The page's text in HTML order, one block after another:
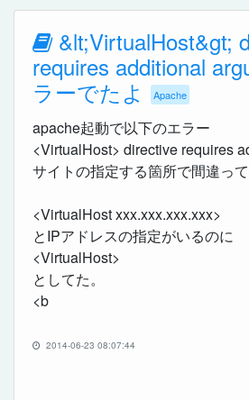
&lt;VirtualHost&gt;
requires additional
ラーでたよ
Apache
apache起動で以下のエラー
<VirtualHost> directive requires
サイトの指定する箇所で間違っ
<VirtualHost xxx.xxx.xxx.xxx>
とIPアドレスの指定がいるのに
<VirtualHost>
としてた。
<b
2014-06-23 08:07:44